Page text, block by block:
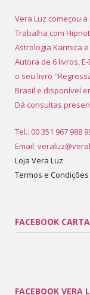
Vera Luz começou
Trabalha com
Astrologia Karmica
Autora de 6 livros,
o seu livro
Brasil e disponível
Dá consultas
Tel.: 00 351 967 988
Email:
Loja Vera Luz
Termos e Condições
FACEBOOK
FACEBOOK VERA